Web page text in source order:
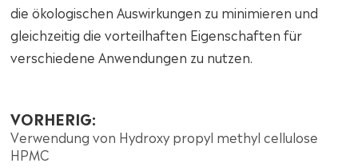
die ökologischen Auswirkungen zu minimieren und
gleichzeitig die vorteilhaften Eigenschaften für
verschiedene Anwendungen zu nutzen.
VORHERIG:
Verwendung von Hydroxy propyl methyl cellulose
HPMC